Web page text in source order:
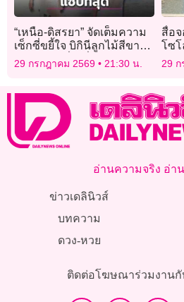
“เหนือ-ดิสรยา” จัดเต็มความ
เซ็กซี่ขยี้ใจ บิกินีลูกไม้สีขาว
สะอาดตา ยิ่งดูยิ่งสะกดใจ!
29 กรกฎาคม 2569 21:30 น.
สื่อ
โซโ
โร
29 ก
อ่านความจริง อ่า
ข่าวเดลินิวส์
บทความ
ดวง-หวย
ติดต่อโฆษณาร่วมงานกั